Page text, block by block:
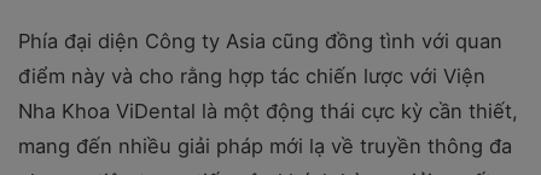
Phía đại diện Công ty Asia cũng đồng tình với quan
điểm này và cho rằng hợp tác chiến lược với Viện
Nha Khoa ViDental là một động thái cực kỳ cần thiết,
mang đến nhiều giải pháp mới lạ về truyền thông đa